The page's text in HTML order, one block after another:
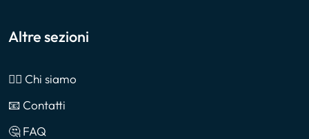
Altre sezioni
🙎‍♂️ Chi siamo
📧 Contatti
🤔 FAQ